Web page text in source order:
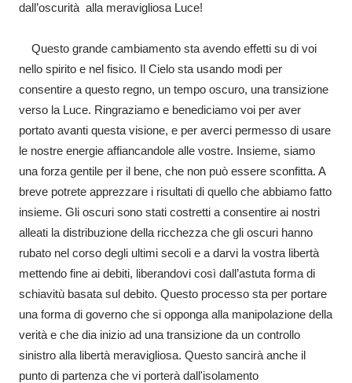
dall’oscurità alla meravigliosa Luce!
Questo grande cambiamento sta avendo effetti su di voi
nello spirito e nel fisico. Il Cielo sta usando modi per
consentire a questo regno, un tempo oscuro, una transizione
verso la Luce. Ringraziamo e benediciamo voi per aver
portato avanti questa visione, e per averci permesso di usare
le nostre energie affiancandole alle vostre. Insieme, siamo
una forza gentile per il bene, che non può essere sconfitta. A
breve potrete apprezzare i risultati di quello che abbiamo fatto
insieme. Gli oscuri sono stati costretti a consentire ai nostri
alleati la distribuzione della ricchezza che gli oscuri hanno
rubato nel corso degli ultimi secoli e a darvi la vostra libertà
mettendo fine ai debiti, liberandovi così dall’astuta forma di
schiavitù basata sul debito. Questo processo sta per portare
una forma di governo che si opponga alla manipolazione della
verità e che dia inizio ad una transizione da un controllo
sinistro alla libertà meravigliosa. Questo sancirà anche il
punto di partenza che vi porterà dall'isolamento